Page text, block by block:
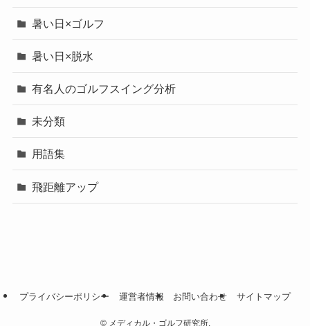
暑い日×ゴルフ
暑い日×脱水
有名人のゴルフスイング分析
未分類
用語集
飛距離アップ
プライバシーポリシー 運営者情報 お問い合わせ サイトマップ
©メディカル・ゴルフ研究所.